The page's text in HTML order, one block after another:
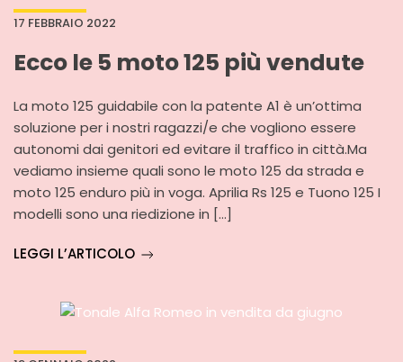
17 FEBBRAIO 2022
Ecco le 5 moto 125 più vendute
La moto 125 guidabile con la patente A1 è un’ottima
soluzione per i nostri ragazzi/e che vogliono essere
autonomi dai genitori ed evitare il traffico in città.Ma
vediamo insieme quali sono le moto 125 da strada e
moto 125 enduro più in voga. Aprilia Rs 125 e Tuono 125 I
modelli sono una riedizione in […]
LEGGI L’ARTICOLO